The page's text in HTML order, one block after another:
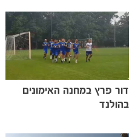
דור פרץ במחנה האימונים
בהולנד